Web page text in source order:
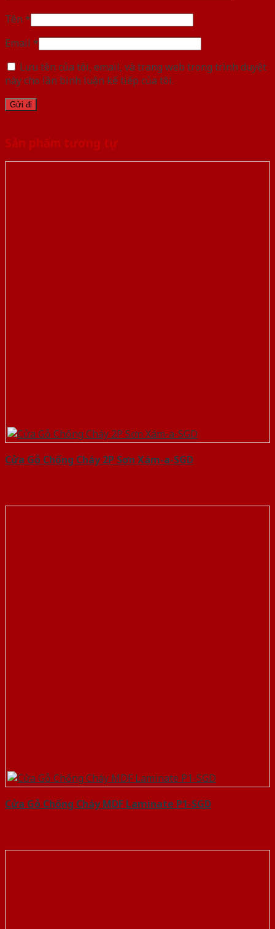
Tên *
Email *
Lưu tên của tôi, email, và trang web trong trình duyệt
này cho lần bình luận kế tiếp của tôi.
Sản phẩm tương tự
Cửa Gỗ Chống Cháy 2P Sơn Xám-a-SGD
Cửa Gỗ Chống Cháy MDF Laminate P1-SGD